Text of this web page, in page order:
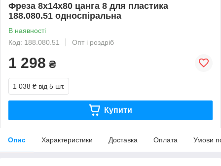
Фреза 8х14х80 цанга 8 для пластика
188.080.51 односпіральна
В наявності
Код: 188.080.51
Опт і роздріб
1 298 ₴
1 038 ₴ від 5 шт.
Купити
Опис Характеристики Доставка Оплата Умови